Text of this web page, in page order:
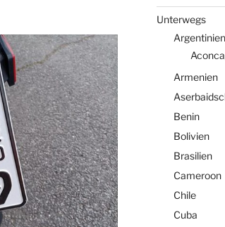
Unterwegs
Argentinien
Armenien
Benin
Bolivien
Brasilien
Cameroon
Chile
Cuba